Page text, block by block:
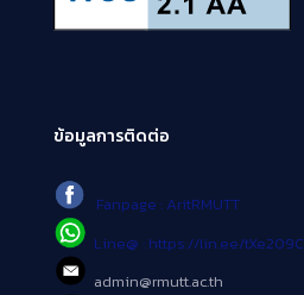
ข้อมูลการติดต่อ
Fanpage : AritRMUTT
Line@ : https://lin.ee/tXe209C
admin@rmutt.ac.th